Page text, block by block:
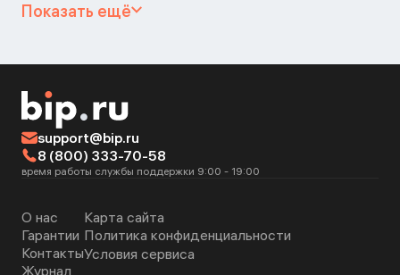
Показать ещё
support@bip.ru
8 (800) 333-70-58
время работы службы поддержки 9:00 - 19:00
О нас
Гарантии
Контакты
Журнал
Карта сайта
Политика конфиденциальности
Условия сервиса